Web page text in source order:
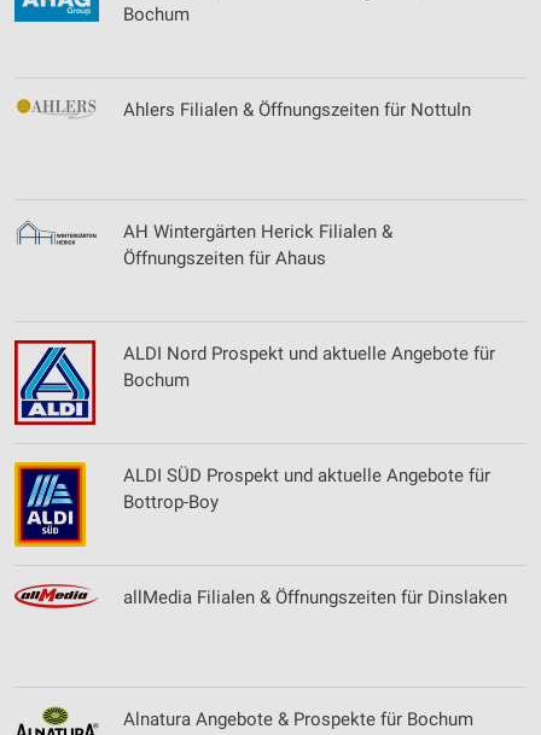
Bochum
Ahlers Filialen & Öffnungszeiten für Nottuln
AH Wintergärten Herick Filialen &
Öffnungszeiten für Ahaus
ALDI Nord Prospekt und aktuelle Angebote für
Bochum
ALDI SÜD Prospekt und aktuelle Angebote für
Bottrop-Boy
allMedia Filialen & Öffnungszeiten für Dinslaken
Alnatura Angebote & Prospekte für Bochum